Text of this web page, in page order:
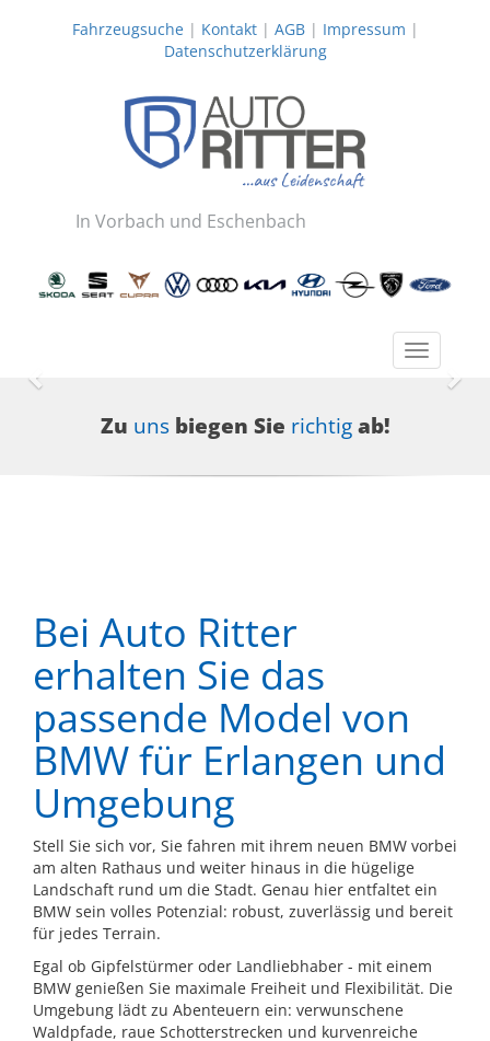
Fahrzeugsuche| Kontakt| AGB| Impressum |
Datenschutzerklärung
In Vorbach und Eschenbach
Toggle
Zurück
Zu unsbiegen Sie richtigab!
Bei Auto Ritter
erhalten Sie das
passende Model von
BMW für Erlangen und
Umgebung
Stell Sie sich vor, Sie fahren mit ihrem neuen BMW vorbei
am alten Rathaus und weiter hinaus in die hügelige
Landschaft rund um die Stadt. Genau hier entfaltet ein
BMW sein volles Potenzial: robust, zuverlässig und bereit
für jedes Terrain.
Egal ob Gipfelstürmer oder Landliebhaber - mit einem
BMW genießen Sie maximale Freiheit und Flexibilität. Die
Umgebung lädt zu Abenteuern ein: verwunschene
Waldpfade, raue Schotterstrecken und kurvenreiche